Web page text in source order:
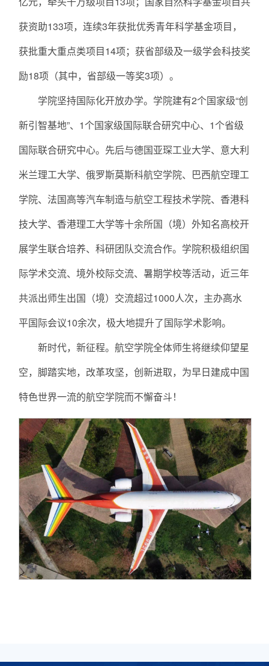
获资助133项，连续3年获批优秀青年科学基金项目，
获批重大重点类项目14项；获省部级及一级学会科技奖
励18项（其中，省部级一等奖3项）。
学院坚持国际化开放办学。学院建有2个国家级“创
新引智基地”、1个国家级国际联合研究中心、1个省级
国际联合研究中心。先后与德国亚琛工业大学、意大利
米兰理工大学、俄罗斯莫斯科航空学院、巴西航空理工
学院、法国高等汽车制造与航空工程技术学院、香港科
技大学、香港理工大学等十余所国（境）外知名高校开
展学生联合培养、科研团队交流合作。学院积极组织国
际学术交流、境外校际交流、暑期学校等活动，近三年
共派出师生出国（境）交流超过1000人次，主办高水
平国际会议10余次，极大地提升了国际学术影响。
新时代，新征程。航空学院全体师生将继续仰望星
空，脚踏实地，改革攻坚，创新进取，为早日建成中国
特色世界一流的航空学院而不懈奋斗！